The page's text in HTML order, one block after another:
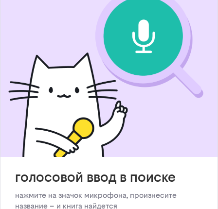
голосовой ввод в поиске
нажмите на значок микрофона, произнесите
название – и книга найдется